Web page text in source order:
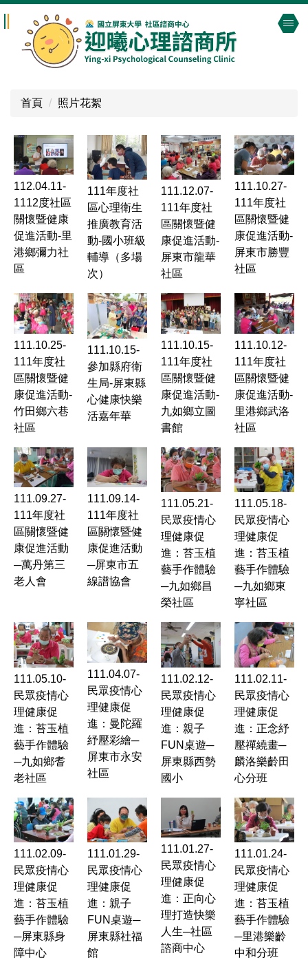
到
首頁 照片花絮
112.04.11-
1112度社區
關懷暨健康
促進活動-里
港鄉彌力社
區
111年度社
區心理衛生
推廣教育活
動-國小班級
輔導（多場
次）
111.12.07-
111年度社
區關懷暨健
康促進活動-
屏東市龍華
社區
111.10.27-
111年度社
區關懷暨健
康促進活動-
屏東市勝豐
社區
111.10.25-
111年度社
區關懷暨健
康促進活動-
竹田鄉六巷
社區
111.10.15-
參加縣府衛
生局-屏東縣
心健康快樂
活嘉年華
111.10.15-
111年度社
區關懷暨健
康促進活動-
九如鄉立圖
書館
111.10.12-
111年度社
區關懷暨健
康促進活動-
里港鄉武洛
社區
111.09.27-
111年度社
區關懷暨健
康促進活動
─萬丹第三
老人會
111.09.14-
111年度社
區關懷暨健
康促進活動
─屏東市五
線譜協會
111.05.21-
民眾疫情心
理健康促
進：苔玉植
藝手作體驗
─九如鄉昌
榮社區
111.05.18-
民眾疫情心
理健康促
進：苔玉植
藝手作體驗
─九如鄉東
寧社區
111.05.10-
民眾疫情心
理健康促
進：苔玉植
藝手作體驗
─九如鄉耆
老社區
111.04.07-
民眾疫情心
理健康促
進：曼陀羅
紓壓彩繪─
屏東市永安
社區
111.02.12-
民眾疫情心
理健康促
進：親子
FUN桌遊─
屏東縣西勢
國小
111.02.11-
民眾疫情心
理健康促
進：正念紓
壓禪繞畫─
麟洛樂齡田
心分班
111.02.09-
民眾疫情心
理健康促
進：苔玉植
藝手作體驗
─屏東縣身
障中心
111.01.29-
民眾疫情心
理健康促
進：親子
FUN桌遊─
屏東縣社福
館
111.01.27-
民眾疫情心
理健康促
進：正向心
理打造快樂
人生─社區
諮商中心
111.01.24-
民眾疫情心
理健康促
進：苔玉植
藝手作體驗
─里港樂齡
中和分班